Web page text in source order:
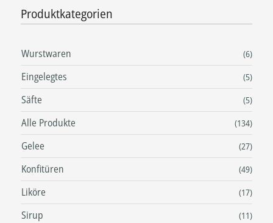
Produktkategorien
Wurstwaren (6)
Eingelegtes (5)
Säfte (5)
Alle Produkte (134)
Gelee (27)
Konfitüren (49)
Liköre (17)
Sirup (11)